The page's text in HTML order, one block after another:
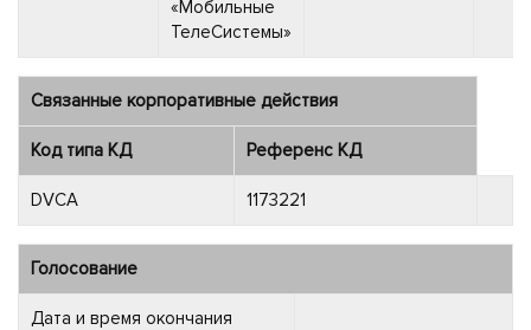
«Мобильные
ТелеСистемы»
Связанные корпоративные действия
Код типа КД Референс КД
DVCA 1173221
Голосование
Дата и время окончания